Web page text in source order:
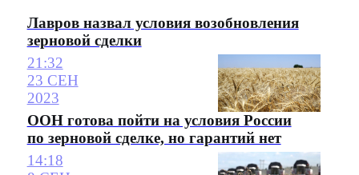
Лавров назвал условия возобновления
зерновой сделки
21:32
23 СЕН
2023
ООН готова пойти на условия России
по зерновой сделке, но гарантий нет
14:18